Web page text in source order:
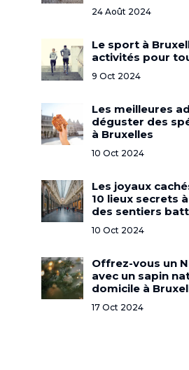
24 Août 2024
Le sport à
activités pour
9 Oct 2024
Les meilleures
déguster des
à Bruxelles
10 Oct 2024
Les joyaux
10 lieux secrets
des sentiers
10 Oct 2024
Offrez-vous un
avec un sapin
domicile à
17 Oct 2024